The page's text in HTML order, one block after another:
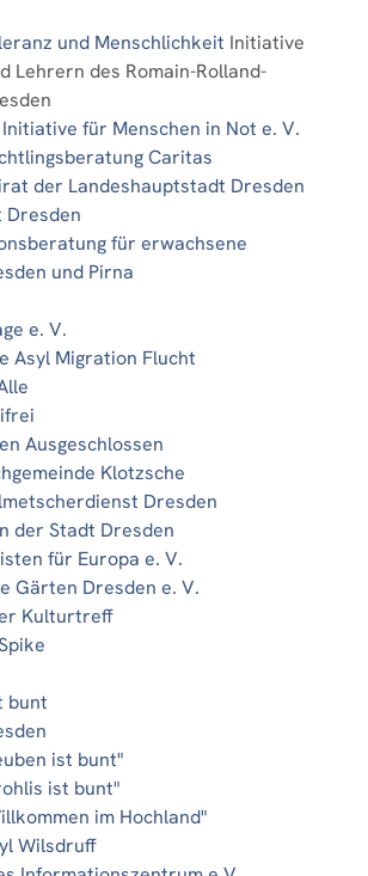
und Menschlichkeit Initiative
Lehrern des Romain-Rolland-
für Menschen in Not e. V.
Caritas
der Landeshauptstadt Dresden
für erwachsene
und Pirna
e. V.
Asyl Migration Flucht
Ausgeschlossen
Klotzsche
Dresden
der Stadt Dresden
für Europa e. V.
Gärten Dresden e. V.
Kulturtreff
bunt
ist bunt"
ist bunt"
im Hochland"
Wilsdruff